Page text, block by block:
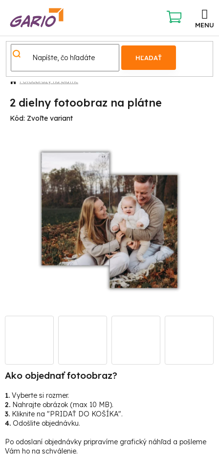
obsah
HĽADAŤ
NÁKUPNÝ
KOŠÍK
Fotoobrazy na plátne
2 dielny fotoobraz na plátne
Kód: Zvoľte variant
Ako objednať fotoobraz?
1. Vyberte si rozmer.
2. Nahrajte obrázok (max 10 MB).
3. Kliknite na "PRIDAŤ DO KOŠÍKA".
4. Odošlite objednávku.
Po odoslaní objednávky pripravíme grafický náhľad a pošleme
Vám ho na schválenie.